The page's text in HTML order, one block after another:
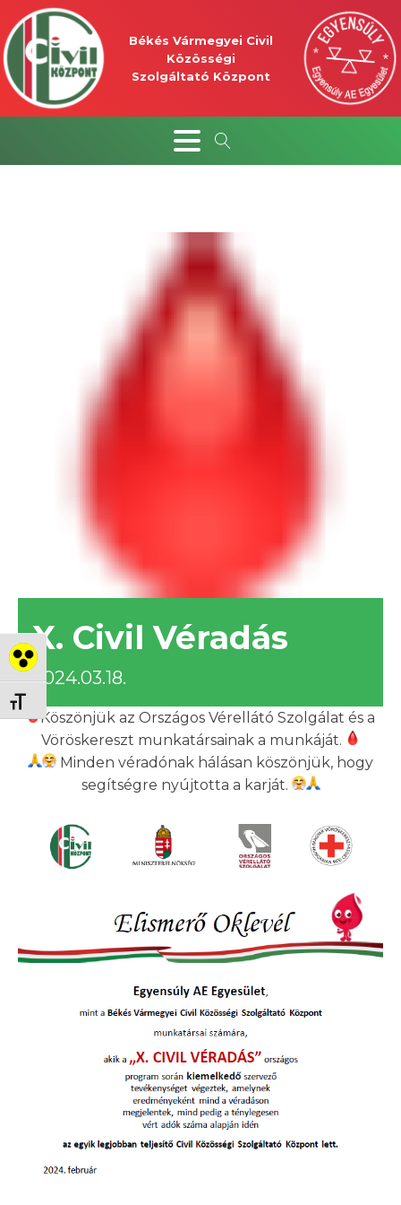
Nagy kontraszt váltása
Betűméret váltása
Békés Vármegyei Civil
Közösségi
Szolgáltató Központ
X. Civil Véradás
2024.03.18.
Köszönjük az Országos Vérellátó Szolgálat és a
Vöröskereszt munkatársainak a munkáját.
Minden véradónak hálásan köszönjük, hogy
segítségre nyújtotta a karját.